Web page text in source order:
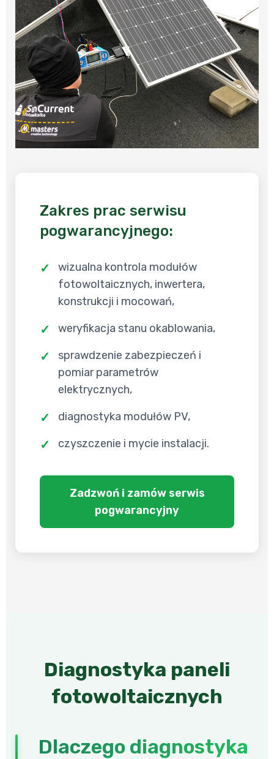
Zakres prac serwisu
pogwarancyjnego:
wizualna kontrola modułów
fotowoltaicznych, inwertera,
konstrukcji i mocowań,
weryfikacja stanu okablowania,
sprawdzenie zabezpieczeń i
pomiar parametrów
elektrycznych,
diagnostyka modułów PV,
czyszczenie i mycie instalacji.
Zadzwoń i zamów serwis
pogwarancyjny
Diagnostyka paneli
fotowoltaicznych
Dlaczego diagnostyka